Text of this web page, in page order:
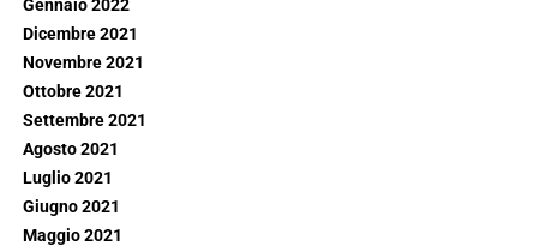
Gennaio 2022
Dicembre 2021
Novembre 2021
Ottobre 2021
Settembre 2021
Agosto 2021
Luglio 2021
Giugno 2021
Maggio 2021